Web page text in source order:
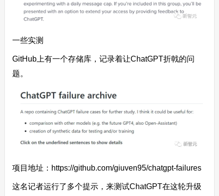
一些实测
GitHub上有一个存储库，记录着让ChatGPT折戟的问
题。
项目地址：https://github.com/giuven95/chatgpt-failures
这名记者运行了多个提示，来测试ChatGPT在这轮升级